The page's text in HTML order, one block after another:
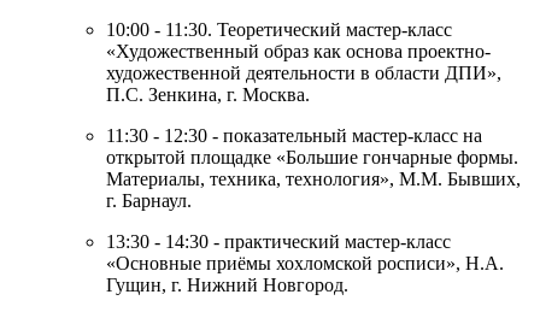
10:00 - 11:30. Теоретический мастер-класс
«Художественный образ как основа проектно-
художественной деятельности в области ДПИ»,
П.С. Зенкина, г. Москва.
11:30 - 12:30 - показательный мастер-класс на
открытой площадке «Большие гончарные формы.
Материалы, техника, технология», М.М. Бывших,
г. Барнаул.
13:30 - 14:30 - практический мастер-класс
«Основные приёмы хохломской росписи», Н.А.
Гущин, г. Нижний Новгород.